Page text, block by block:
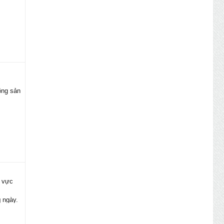
sản
vực
nhà